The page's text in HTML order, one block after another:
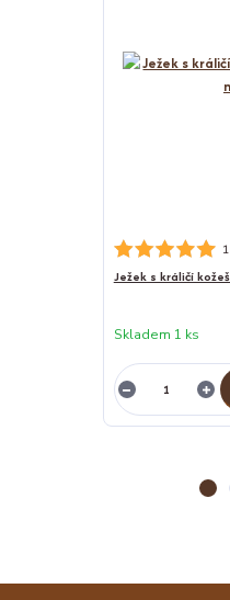
Ježek s králičí
Skladem 1 ks